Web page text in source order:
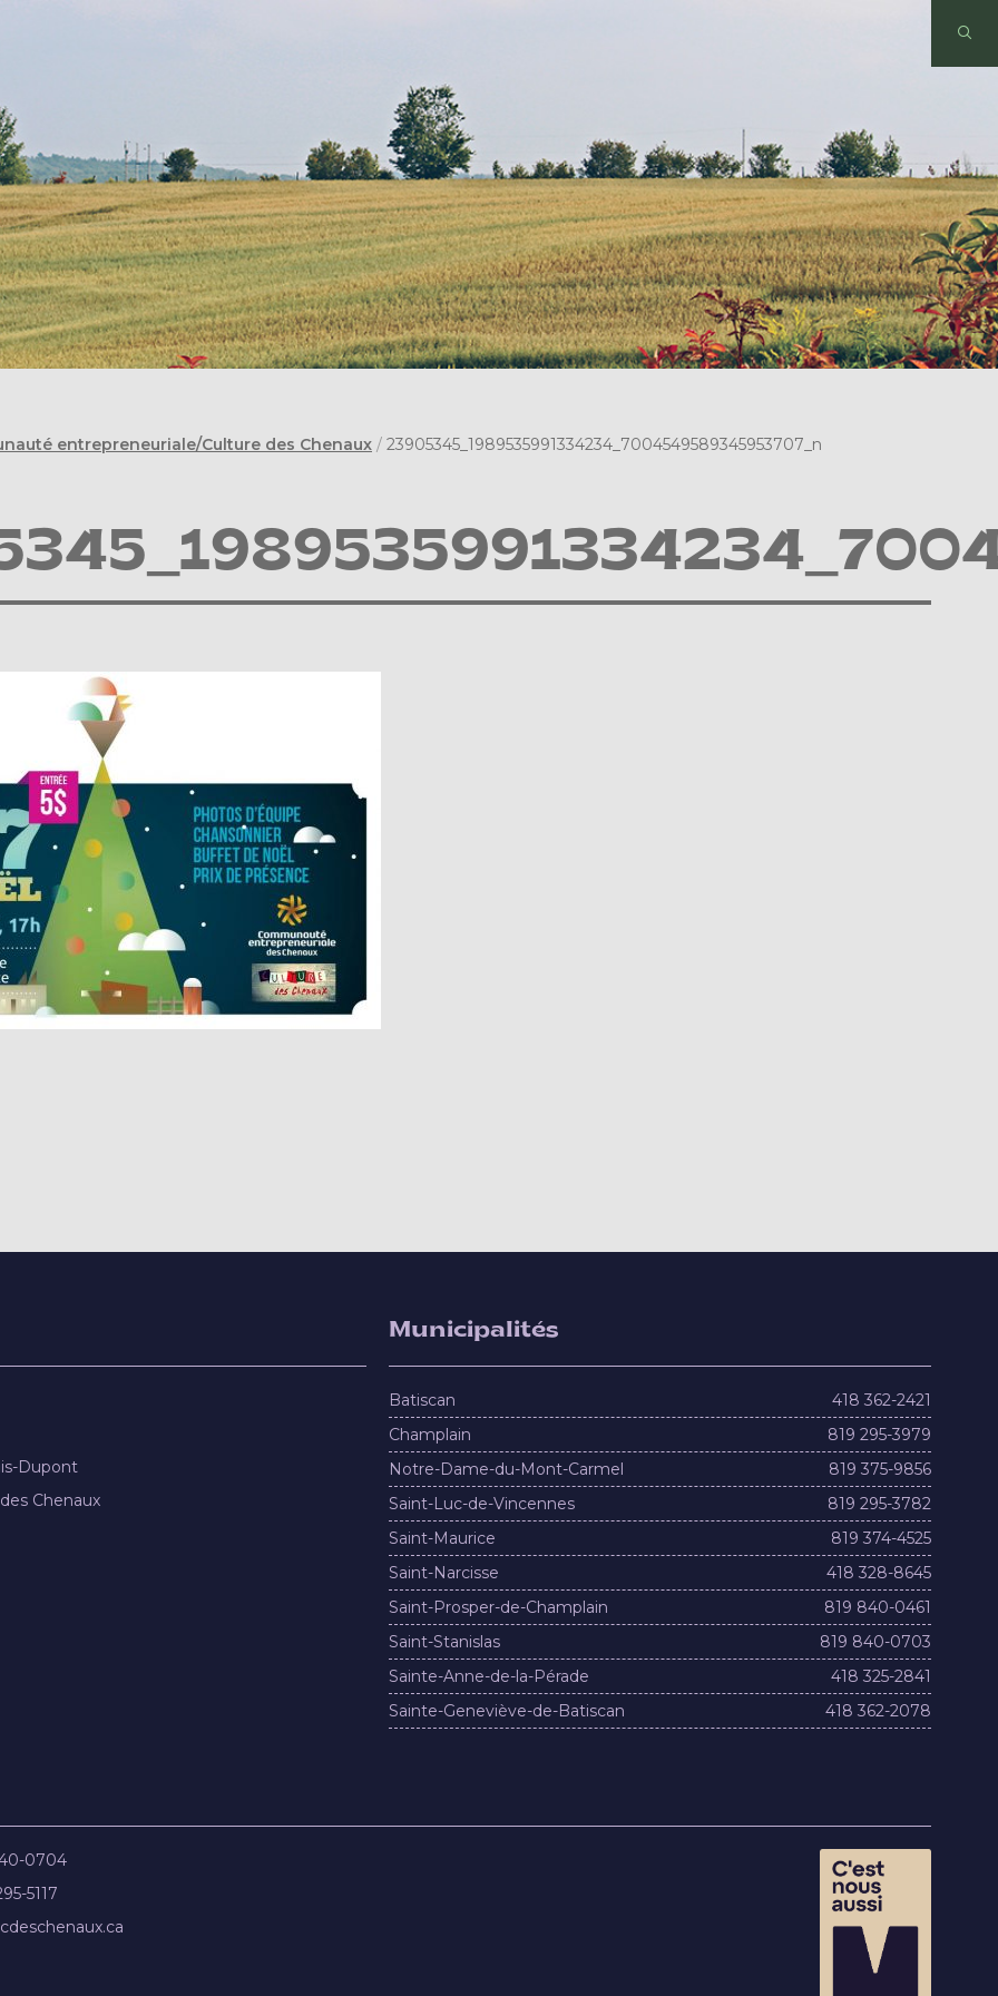
entrepreneuriale/Culture des Chenaux / 23905345_1989535991334234_7004549589345953707_n
Dupont
Chenaux
Municipalités
Batiscan
418 362-2421
Champlain
819 295-3979
Notre-Dame-du-Mont-Carmel
819 375-9856
Saint-Luc-de-Vincennes
819 295-3782
Saint-Maurice
819 374-4525
Saint-Narcisse
418 328-8645
Saint-Prosper-de-Champlain
819 840-0461
Saint-Stanislas
819 840-0703
Sainte-Anne-de-la-Pérade
418 325-2841
Sainte-Geneviève-de-Batiscan
418 362-2078
0704
5117